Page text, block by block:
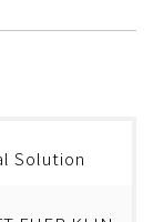
Solution